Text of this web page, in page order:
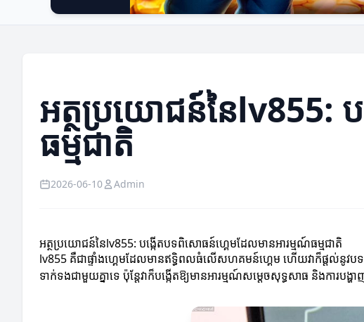
អត្ថប្រយោជន៍នៃlv855:
ធម្មជាតិ
2026-06-10 Admin
អត្ថប្រយោជន៍នៃlv855: បង្កើតបទពិសោធន៍ហ្គេមដែលមានអារម្មណ៍ធម្មជាតិ
lv855 គឺជាផ្ទាំងហ្គេមដែលមានឥទ្ធិពលធំលើសហគមន៍ហ្គេម ហើយវាក៏ផ្តល់នូវ
ទាក់ទងជាមួយគ្នាទេ ប៉ុន្តែវាក៏បង្កើតឱ្យមានអារម្មណ៍សម្តេចសុទ្ធសាធ និងការបង្